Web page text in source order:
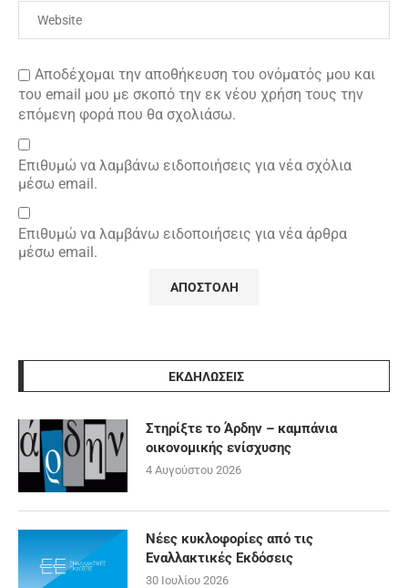
Αποδέχομαι την αποθήκευση του ονόματός μου και
του email μου με σκοπό την εκ νέου χρήση τους την
επόμενη φορά που θα σχολιάσω.
Επιθυμώ να λαμβάνω ειδοποιήσεις για νέα σχόλια
μέσω email.
Επιθυμώ να λαμβάνω ειδοποιήσεις για νέα άρθρα
μέσω email.
ΕΚΔΗΛΩΣΕΙΣ
Στηρίξτε το Άρδην – καμπάνια
οικονομικής ενίσχυσης
4 Αυγούστου 2026
Νέες κυκλοφορίες από τις
Εναλλακτικές Εκδόσεις
30 Ιουλίου 2026